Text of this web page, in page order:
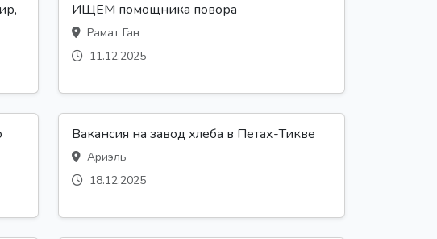
ИЩЕМ помощника повора
Рамат Ган
11.12.2025
Вакансия на завод хлеба в Петах-Тикве
Ариэль
18.12.2025